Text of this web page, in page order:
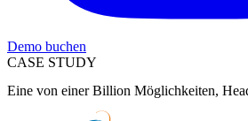
Demo buchen
CASE STUDY
Eine von einer Billion Möglichkeiten,